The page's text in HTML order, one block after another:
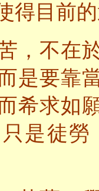
得目前
，不在
是要靠
希求如
是徒